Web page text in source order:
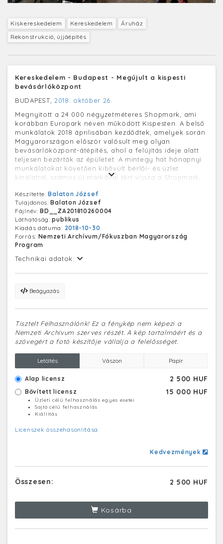
Kiskereskedelem Kereskedelem
Áruház
Rekonstrukció, újjáépítés
Kereskedelem - Budapest - Megújult a kispesti
bevásárlóközpont
BUDAPEST, 2018. október 26.
Megnyitott a 24 000 négyzetméteres Shopmark, ami
korábban Europark néven működött Kispesten. A belső
munkálatok 2018 áprilisában kezdődtek, amelyek során
Magyarországon először valósult meg olyan
bevásárlóközpont-átépítés, ahol a felújítás ideje alatt
teljesen bezárták az épületet. A mintegy hat hónapnyi
munkálatokat követően kibővült bérlői- és üzlet
kínálattal, számos új márkával tért vissza a Shopmark.
Készítette:Balaton József
Tulajdonos:Balaton József
Fájlnév:BD__ZA201810260004
Láthatóság:publikus
Kiadás dátuma: 2018-10-30
Forrás: Nemzeti Archívum/Fókuszban Magyarország
Program
Technikai adatok:
Beágyazás
Tisztelt Felhasználónk! Ez a fénykép nem képezi a
Nemzeti Archívum szerves részét. A kép tartalmáért és a
szövegért a fotó készítője vállalja a felelősséget.
Letöltés Vászon Papír
Alap licensz 2 500 HUF
Bővített licensz 15 000 HUF
Üzleti célú felhasználás egyes esetei
Sajtó célú felhasználás
Kiállítás
Licenszek összehasonlítása
Kedvezmények
Összesen: 2 500 HUF
Kosárba